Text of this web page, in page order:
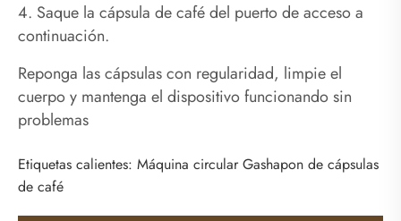
4. Saque la cápsula de café del puerto de acceso a
continuación.
Reponga las cápsulas con regularidad, limpie el
cuerpo y mantenga el dispositivo funcionando sin
problemas
Etiquetas calientes: Máquina circular Gashapon de cápsulas
de café